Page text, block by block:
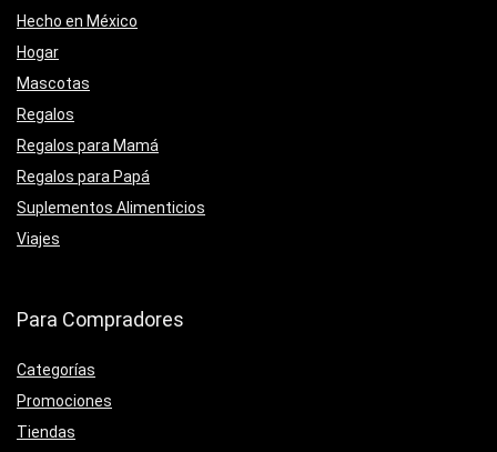
Hecho en México
Hogar
Mascotas
Regalos
Regalos para Mamá
Regalos para Papá
Suplementos Alimenticios
Viajes
Para Compradores
Categorías
Promociones
Tiendas